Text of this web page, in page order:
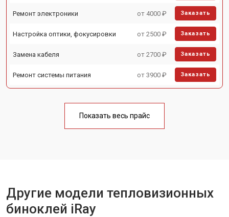
Ремонт электроники от 4000 ₽ Заказать
Настройка оптики, фокусировки от 2500 ₽ Заказать
Замена кабеля от 2700 ₽ Заказать
Ремонт системы питания от 3900 ₽ Заказать
Показать весь прайс
Другие модели тепловизионных
биноклей iRay